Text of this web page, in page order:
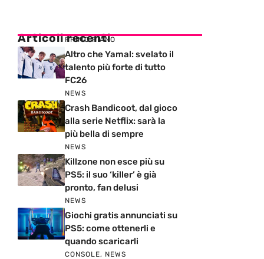
Articoli recenti
PRIMO PIANO
Altro che Yamal: svelato il
talento più forte di tutto
FC26
NEWS
Crash Bandicoot, dal gioco
alla serie Netflix: sarà la
più bella di sempre
NEWS
Killzone non esce più su
PS5: il suo ‘killer’ è già
pronto, fan delusi
NEWS
Giochi gratis annunciati su
PS5: come ottenerli e
quando scaricarli
CONSOLE, NEWS